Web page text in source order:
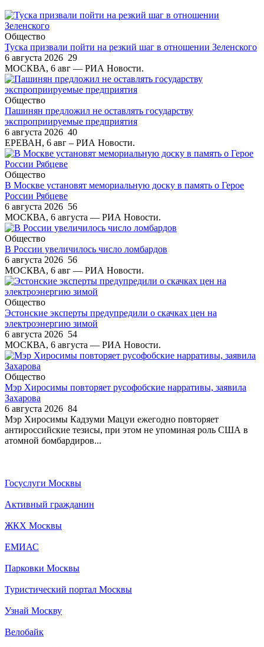
Общество
Туска призвали пойти на резкий шаг в отношении Зеленского
6 августа 2026 29
МОСКВА, 6 авг — РИА Новости.
Общество
Пашинян предложил не оставлять государству
экспроприируемые предприятия
6 августа 2026 40
ЕРЕВАН, 6 авг – РИА Новости.
Общество
В Москве установят мемориальную доску в память о Герое
России Рябцеве
6 августа 2026 56
МОСКВА, 6 августа — РИА Новости.
Общество
В России увеличилось число ломбардов
6 августа 2026 56
МОСКВА, 6 авг — РИА Новости.
Общество
Эстонские эксперты предупредили о скачках цен на
электроэнергию зимой
6 августа 2026 54
МОСКВА, 6 августа — РИА Новости.
Общество
Мэр Хиросимы повторяет русофобские нарративы, заявила
Захарова
6 августа 2026 84
Мэр Хиросимы Кадзуми Мацуи ежегодно повторяет
антироссийские тезисы, при этом не упоминая роль США в
атомной бомбардиров...
Госуслуги Москвы
Активный гражданин
ЖКХ Москвы
ЕМИАС
Парковки Москвы
Туристический портал Москвы
Узнай Москву
Велобайк